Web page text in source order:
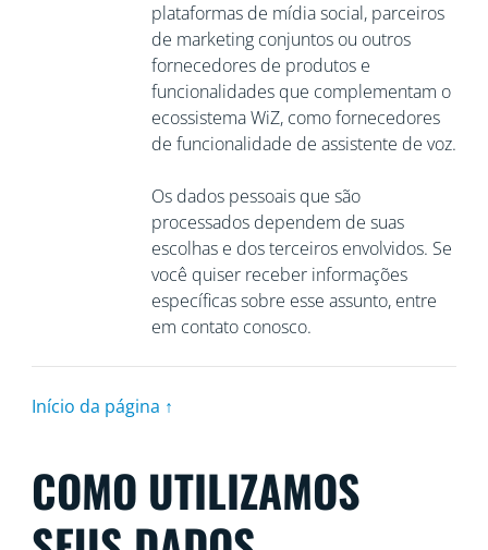
plataformas de mídia social, parceiros
de marketing conjuntos ou outros
fornecedores de produtos e
funcionalidades que complementam o
ecossistema WiZ, como fornecedores
de funcionalidade de assistente de voz.
Os dados pessoais que são
processados dependem de suas
escolhas e dos terceiros envolvidos. Se
você quiser receber informações
específicas sobre esse assunto, entre
em contato conosco.
Início da página ↑
COMO UTILIZAMOS